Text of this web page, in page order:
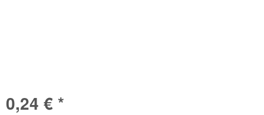
0,24 € *